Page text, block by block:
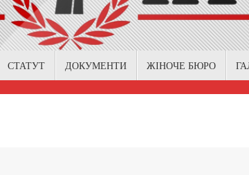
СТАТУТ ДОКУМЕНТИ ЖІНОЧЕ БЮРО